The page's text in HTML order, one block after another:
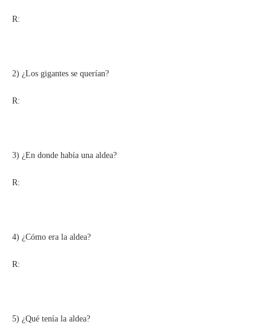
R:
2) ¿Los gigantes se querían?
R:
3) ¿En donde había una aldea?
R:
4) ¿Cómo era la aldea?
R:
5) ¿Qué tenía la aldea?